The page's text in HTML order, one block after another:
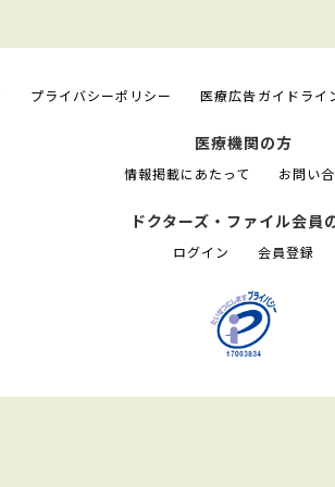
プライバシーポリシー 医療広告ガイドライ
医療機関の方
情報掲載にあたって お問い
ドクターズ・ファイル会員
ログイン 会員登録